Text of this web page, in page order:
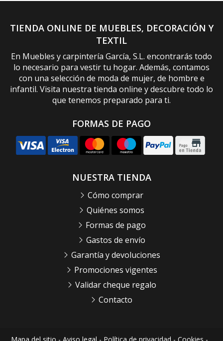
TIENDA ONLINE DE MUEBLES, DECORACIÓN Y
TEXTIL
En Muebles y carpintería García, S.L. encontrarás todo
lo necesario para vestir tu hogar. Además, contamos
con una selección de moda de mujer, de hombre e
infantil. Visita nuestra tienda online y descubre todo lo
que tenemos preparado para ti.
FORMAS DE PAGO
NUESTRA TIENDA
Cómo comprar
Quiénes somos
Formas de pago
Gastos de envío
Garantía y devoluciones
Promociones vigentes
Validar cheque regalo
Contacto